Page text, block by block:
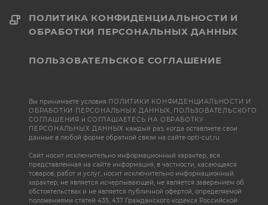
ПОЛИТИКА КОНФИДЕНЦИАЛЬНОСТИ И
ОБРАБОТКИ ПЕРСОНАЛЬНЫХ ДАННЫХ
ПОЛЬЗОВАТЕЛЬСКОЕ СОГЛАШЕНИЕ
Вы принимаете условия ПОЛИТИКИ КОНФИДЕНЦИАЛЬНОСТИ И
ОБРАБОТКИ ПЕРСОНАЛЬНЫХ ДАННЫХ, ПОЛЬЗОВАТЕЛЬСКОГО
СОГЛАШЕНИЯ иСОГЛАШАЕТЕСЬ НА ОБРАБОТКУ
ПЕРСОНАЛЬНЫХ ДАННЫХ каждый раз, когда оставляете свои
данные в любой форме обратной связи на сайте opti-cut.ru
Сайт носит исключительно информационный характер, вся
представленная на сайте информация, в частности, касающаяся
товаров, работ и услуг, носит исключительно информационный
характер, не является исчерпывающей, не является заверением об
обстоятельствах и не является публичной офертой, определяемой
положениями статей 435, 437 Гражданского кодекса Российской